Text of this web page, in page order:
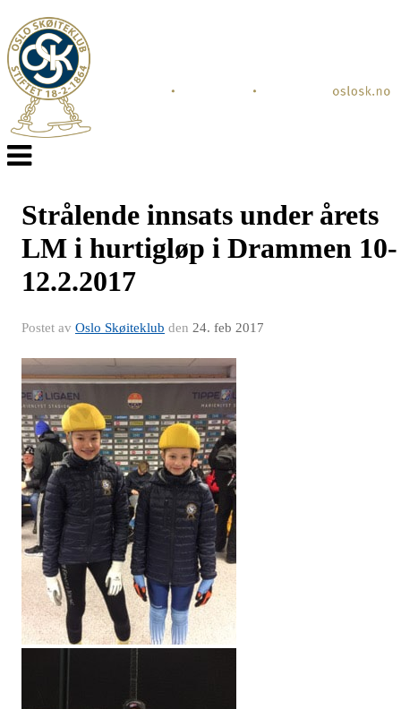
Veksle
navigasjon
Strålende innsats under årets
LM i hurtigløp i Drammen 10-
12.2.2017
Postet av Oslo Skøiteklub den 24. feb 2017